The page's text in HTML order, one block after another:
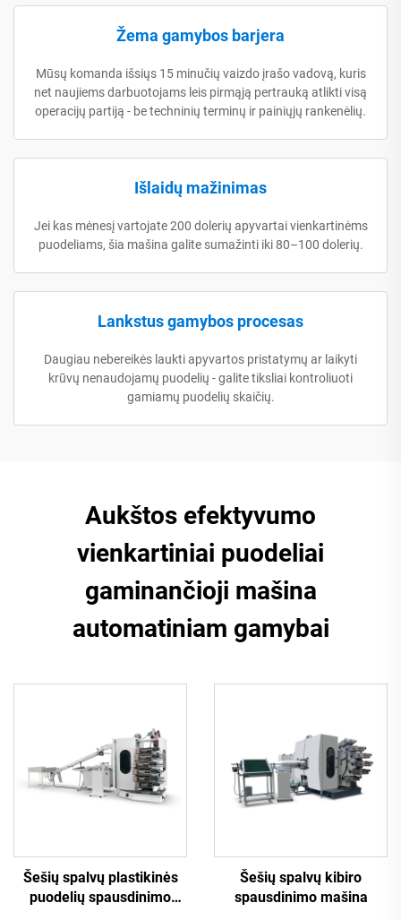
Žema gamybos barjera
Mūsų komanda išsiųs 15 minučių vaizdo įrašo vadovą, kuris
net naujiems darbuotojams leis pirmąją pertrauką atlikti visą
operacijų partiją - be techninių terminų ir painiųjų rankenėlių.
Išlaidų mažinimas
Jei kas mėnesį vartojate 200 dolerių apyvartai vienkartinėms
puodeliams, šia mašina galite sumažinti iki 80–100 dolerių.
Lankstus gamybos procesas
Daugiau nebereikės laukti apyvartos pristatymų ar laikyti
krūvų nenaudojamų puodelių - galite tiksliai kontroliuoti
gamiamų puodelių skaičių.
Aukštos efektyvumo
vienkartiniai puodeliai
gaminančioji mašina
automatiniam gamybai
Šešių spalvų plastikinės
puodelių spausdinimo
Šešių spalvų kibiro
spausdinimo mašina